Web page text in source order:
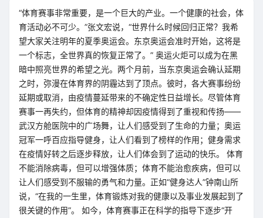
“体育赛事非常重要，是一个巨大的产业。一个健康的社会，体
育活动必不可少。”张文宏说，“世界什么时候回归正常？我希
望大家关注明年的夏季奥运会。东京奥运会准时开始，这将是
一个标志，全世界真的恢复正常了。” 奥运火炬可以成为在黑
暗中照亮世界的希望之光。两个月前，当东京奥运会确认延期
之时，弥漫在体育界的阴霾达到了顶点。彼时，各大赛事纷纷
延期或取消，由疫情蔓延带来的不确定性日益增长。尽管体育
赛事一再失约，但体育的精神却因疫情得到了重视和传扬——
武汉方舱医院中的广场舞，让人们感受到了生命的力量；奥运
冠军一呼百应指导健身，让人们看到了榜样的作用；健身需求
在疫情好转之后逐步释放，让人们体会到了运动的快乐。 体育
不能消除病毒，但可以增强体质；体育不能治愈疾病，但可以
让人们感受到不服输的勇气和力量。正如“健身达人”钟南山所
说，“在我的一生里，体育锻炼对我的健康以及事业发展起到了
很关键的作用”。 如今，体育赛事正在科学的指导下逐步“开